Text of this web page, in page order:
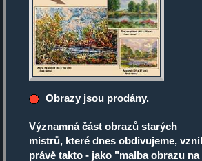
Obrazy jsou prodány.
Významná část obrazů starých
mistrů, které dnes obdivujeme,
právě takto - jako "malba obrazu na